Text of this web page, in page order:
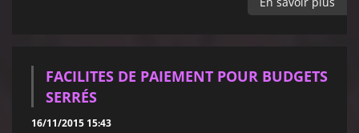
FACILITES DE PAIEMENT POUR BUDGETS
SERRÉS
16/11/2015 15:43